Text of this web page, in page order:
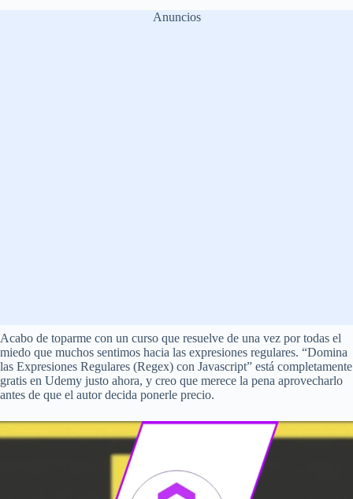
Anuncios
Acabo de toparme con un curso que resuelve de una vez por todas el
miedo que muchos sentimos hacia las expresiones regulares. “Domina
las Expresiones Regulares (Regex) con Javascript” está completamente
gratis en Udemy justo ahora, y creo que merece la pena aprovecharlo
antes de que el autor decida ponerle precio.